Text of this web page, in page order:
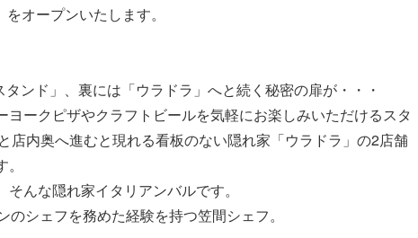
オープンいたします。
ンド」、裏には「ウラドラ」へと続く秘密の扉が・・・
ークピザやクラフトビールを気軽にお楽しみいただけるスタ
店内奥へ進むと現れる看板のない隠れ家「ウラドラ」の2店舗
んな隠れ家イタリアンバルです。
シェフを務めた経験を持つ笠間シェフ。